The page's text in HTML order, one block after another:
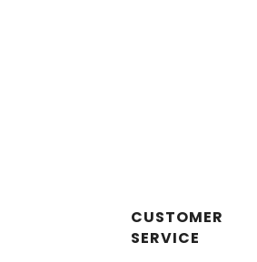
CUSTOMER
SERVICE